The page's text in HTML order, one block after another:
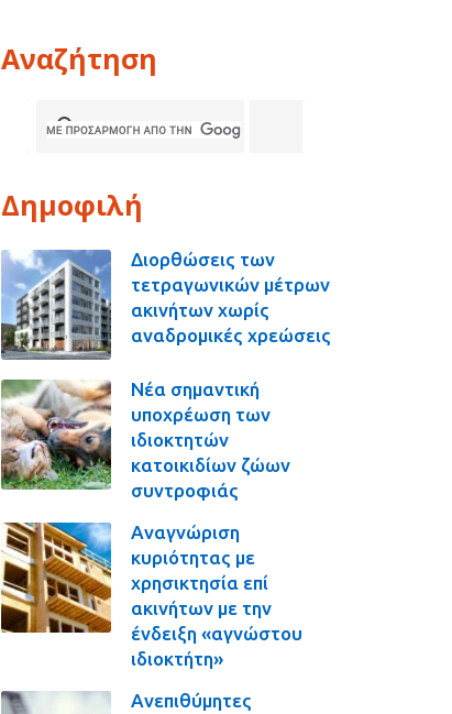
Αναζήτηση
Δημοφιλή
Διορθώσεις των
τετραγωνικών μέτρων
ακινήτων χωρίς
αναδρομικές χρεώσεις
Νέα σημαντική
υποχρέωση των
ιδιοκτητών
κατοικιδίων ζώων
συντροφιάς
Αναγνώριση
κυριότητας με
χρησικτησία επί
ακινήτων με την
ένδειξη «αγνώστου
ιδιοκτήτη»
Ανεπιθύμητες